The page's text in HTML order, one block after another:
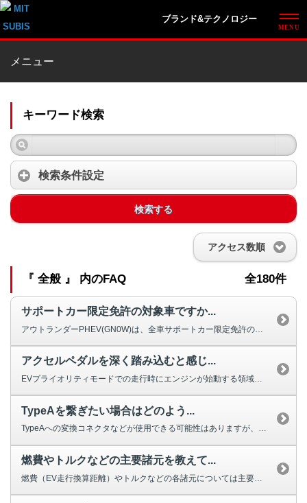
ブランド&テクノロジー
メニュー
キーワード検索
検索条件設定
検索する
アクセス数順
『 全般 』 内のFAQ 全180件
サポートカー限定免許の対象車ですか...
アクセルペダルを深く踏み込むと感じ...
EVプライオリティモードでの走行時にエンジンが始動する領域を分かりやすくす...
TypeAを繋ぎたい場合はどのよう...
TypeAへの変換コネクタなどが使用できる可能性はありますが、当社として動...
燃費やトルクなどの主要諸元を教えて...
燃費（EV走行換算距離）やトルクなどの各諸元については主要諸元からご確認い...